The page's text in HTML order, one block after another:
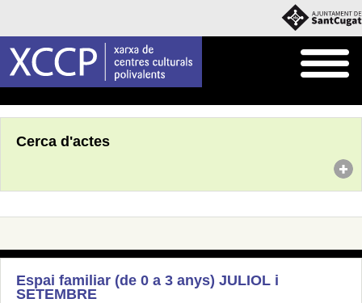
Cerca d'actes
Espai familiar (de 0 a 3 anys) JULIOL i
SETEMBRE